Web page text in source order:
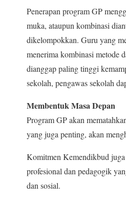
Penerapan program GP
muka, ataupun kombinasi
dikelompokkan. Guru yang
menerima kombinasi metode
dianggap paling tinggi
sekolah, pengawas sekolah
Membentuk Masa Depan
Program GP akan
yang juga penting, akan
Komitmen Kemendikbud
profesional dan pedagogik
dan sosial.